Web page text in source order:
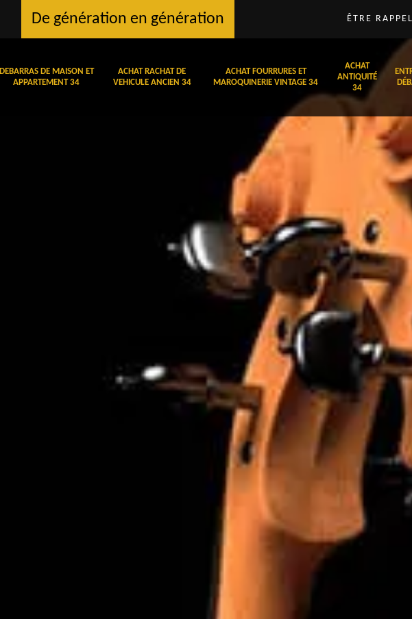
De génération en génération ÊTRE
DEBARRAS DE MAISON ET
APPARTEMENT 34
ACHAT RACHAT DE
VEHICULE ANCIEN 34
ACHAT FOURRURES ET
MAROQUINERIE VINTAGE 34
ACHAT
ANTIQUITÉ
34